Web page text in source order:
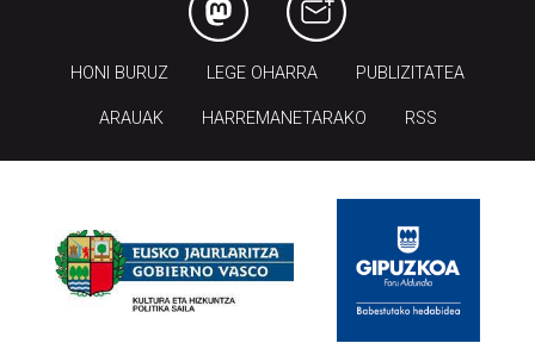
HONI BURUZ LEGE OHARRA PUBLIZITATEA
ARAUAK HARREMANETARAKO RSS